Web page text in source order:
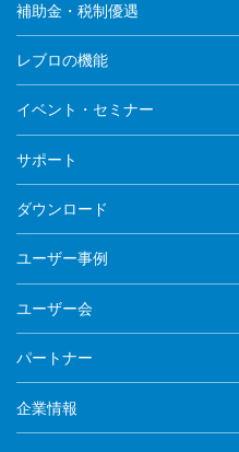
補助金・税制優遇
レブロの機能
イベント・セミナー
サポート
ダウンロード
ユーザー事例
ユーザー会
パートナー
企業情報